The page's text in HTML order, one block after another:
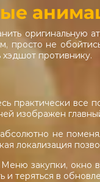
просто не
противнику.
практически все
изображен
не
локализация
Меню закупки,
и теряться в